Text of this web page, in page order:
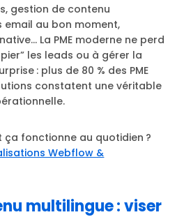
gestion de contenu
au bon moment,
La PME moderne ne perd
les leads ou à gérer la
: plus de 80 % des PME
constatent une véritable
ça fonctionne au quotidien ?
Webflow &
multilingue : viser